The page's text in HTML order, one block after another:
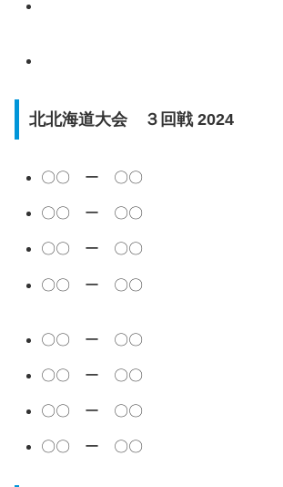
北北海道大会 ３回戦 2024
〇〇 ー 〇〇
〇〇 ー 〇〇
〇〇 ー 〇〇
〇〇 ー 〇〇
〇〇 ー 〇〇
〇〇 ー 〇〇
〇〇 ー 〇〇
〇〇 ー 〇〇